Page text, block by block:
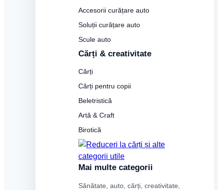
Accesorii curățare auto
Soluții curățare auto
Scule auto
Cărți & creativitate
Cărți
Cărți pentru copii
Beletristică
Artă & Craft
Birotică
Mai multe categorii
Sănătate, auto, cărți, creativitate,